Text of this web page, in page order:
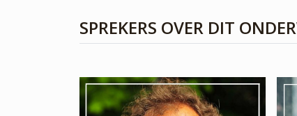
SPREKERS OVER DIT